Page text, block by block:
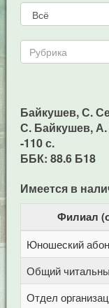
Байкушев, С.
С. Байкушев,
-110 с.
ББК: 88.6 Б18
Имеется в
Филиал
Юношеский
Общий
Отдел